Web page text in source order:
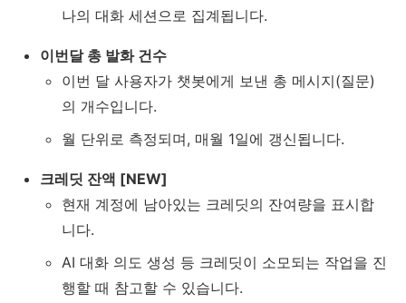
나의 대화 세션으로 집계됩니다.
이번달 총 발화 건수
이번 달 사용자가 챗봇에게 보낸 총 메시지(질문)
의 개수입니다.
월 단위로 측정되며, 매월 1일에 갱신됩니다.
크레딧 잔액 [NEW]
현재 계정에 남아있는 크레딧의 잔여량을 표시합
니다.
AI 대화 의도 생성 등 크레딧이 소모되는 작업을 진
행할 때 참고할 수 있습니다.